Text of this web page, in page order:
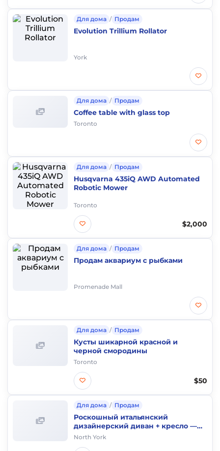
Для дома / Продам
Evolution Trillium Rollator
York
Для дома / Продам
Coffee table with glass top
Toronto
Для дома / Продам
Husqvarna 435iQ AWD Automated
Robotic Mower
Toronto
$2,000
Для дома / Продам
Продам аквариум с рыбками
Promenade Mall
Для дома / Продам
Кусты шикарной красной и
черной смородины
Toronto
$50
Для дома / Продам
Роскошный итальянский
дизайнерский диван + кресло —
Made in Italy — $1000
North York